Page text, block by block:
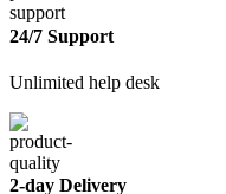
24/7 Support
Unlimited help desk
2-day Delivery